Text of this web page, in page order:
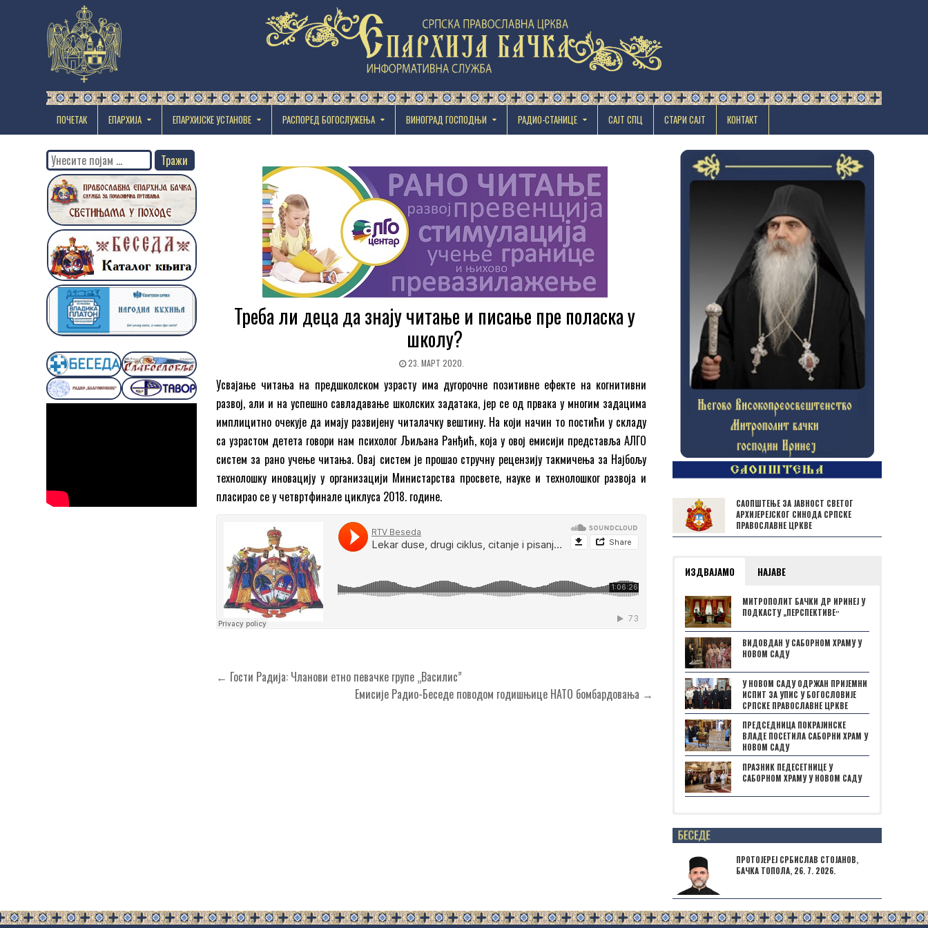
ПОЧЕТАК ЕПАРХИЈА EПАРХИЈСКЕ УСТАНОВЕ РАСПОРЕД БОГОСЛУЖЕЊА ВИНОГРАД ГОСПОДЊИ РАДИО-СТАНИЦЕ САЈТ СПЦ СТАРИ САЈТ КОНТАКТ
Треба ли деца да знају читање и писање пре поласка у
школу?
23. МАРТ 2020.
Усвајање читања на предшколском узрасту има дугорочне позитивне ефекте на когнитивни
развој, али и на успешно савладавање школских задатака, јер се од првака у многим задацима
имплицитно очекује да имају развијену читалачку вештину. На који начин то постићи у складу
са узрастом детета говори нам психолог Љиљана Ранђић, која у овој емисији представља АЛГО
систем за рано учење читања. Овај систем је прошао стручну рецензију такмичења за Најбољу
технолошку иновацију у организацији Министарства просвете, науке и технолошког развоја и
пласирао се у четвртфинале циклуса 2018. године.
Кретање
← Гости Радија: Чланови етно певачке групе „Василис”
Емисије Радио-Беседе поводом годишњице НАТО бомбардовања →
Search
for:
САОПШТЕЊЕ ЗА ЈАВНОСТ СВЕТОГ
АРХИЈЕРЕЈСКОГ СИНОДА СРПСКЕ
ПРАВОСЛАВНЕ ЦРКВЕ
ИЗДВАЈАМО НАЈАВЕ
МИТРОПОЛИТ БАЧКИ ДР ИРИНЕЈ У
ПОДКАСТУ „ПЕРСПЕКТИВЕˮ
ВИДОВДАН У САБОРНОМ ХРАМУ У
НОВОМ САДУ
У НОВОМ САДУ ОДРЖАН ПРИЈЕМНИ
ИСПИТ ЗА УПИС У БОГОСЛОВИЈЕ
СРПСКЕ ПРАВОСЛАВНЕ ЦРКВЕ
ПРЕДСЕДНИЦА ПОКРАЈИНСКЕ
ВЛАДЕ ПОСЕТИЛА САБОРНИ ХРАМ У
НОВОМ САДУ
ПРАЗНИК ПЕДЕСЕТНИЦЕ У
САБОРНОМ ХРАМУ У НОВОМ САДУ
Posts not found
ПРОТОЈЕРЕЈ СРБИСЛАВ СТОЈАНОВ,
БАЧКА ТОПОЛА, 26. 7. 2026.